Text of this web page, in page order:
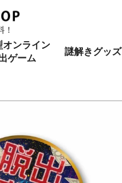
オンライン
ゲーム
謎解きグッズ